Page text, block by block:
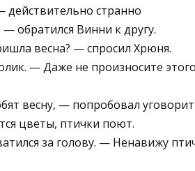
странно
обратился Винни к другу.
весна? — спросил Хрюня.
— Даже не произносите этого
весну, — попробовал
цветы, птички поют.
за голову. — Ненавижу